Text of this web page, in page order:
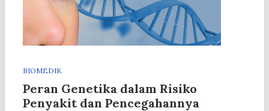
BIOMEDIK
Peran Genetika dalam Risiko
Penyakit dan Pencegahannya